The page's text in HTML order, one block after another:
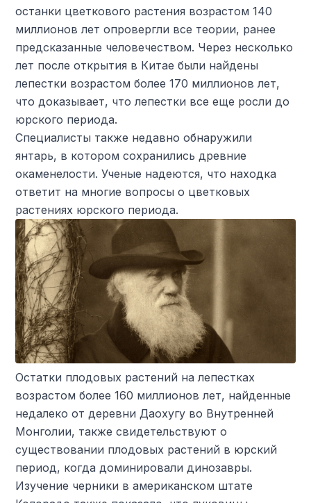
останки цветкового растения возрастом 140
миллионов лет опровергли все теории, ранее
предсказанные человечеством. Через несколько
лет после открытия в Китае были найдены
лепестки возрастом более 170 миллионов лет,
что доказывает, что лепестки все еще росли до
юрского периода.
Специалисты также недавно обнаружили
янтарь, в котором сохранились древние
окаменелости. Ученые надеются, что находка
ответит на многие вопросы о цветковых
растениях юрского периода.
Остатки плодовых растений на лепестках
возрастом более 160 миллионов лет, найденные
недалеко от деревни Даохугу во Внутренней
Монголии, также свидетельствуют о
существовании плодовых растений в юрский
период, когда доминировали динозавры.
Изучение черники в американском штате